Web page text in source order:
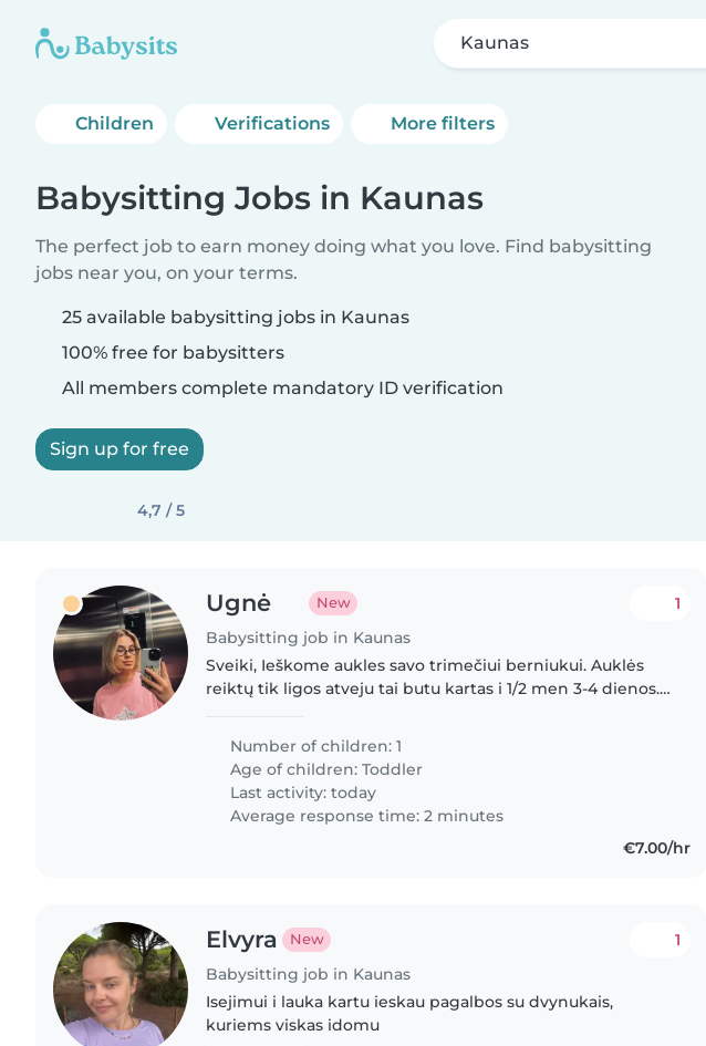
Kaunas
Children Verifications More filters
Babysitting Jobs in Kaunas
The perfect job to earn money doing what you love. Find babysitting
jobs near you, on your terms.
25 available babysitting jobs in Kaunas
100% free for babysitters
All members complete mandatory ID verification
Sign up for free
4,7 / 5
Ugnė New
Babysitting job in Kaunas
1
Sveiki, Ieškome aukles savo trimečiui berniukui. Auklės
reiktų tik ligos atveju tai butu kartas i 1/2 men 3-4 dienos.
Number of children: 1
Age of children:Toddler
Last activity: today
Average response time: 2 minutes
€7.00/hr
Elvyra New
Babysitting job in Kaunas
1
Isejimui i lauka kartu ieskau pagalbos su dvynukais,
kuriems viskas idomu